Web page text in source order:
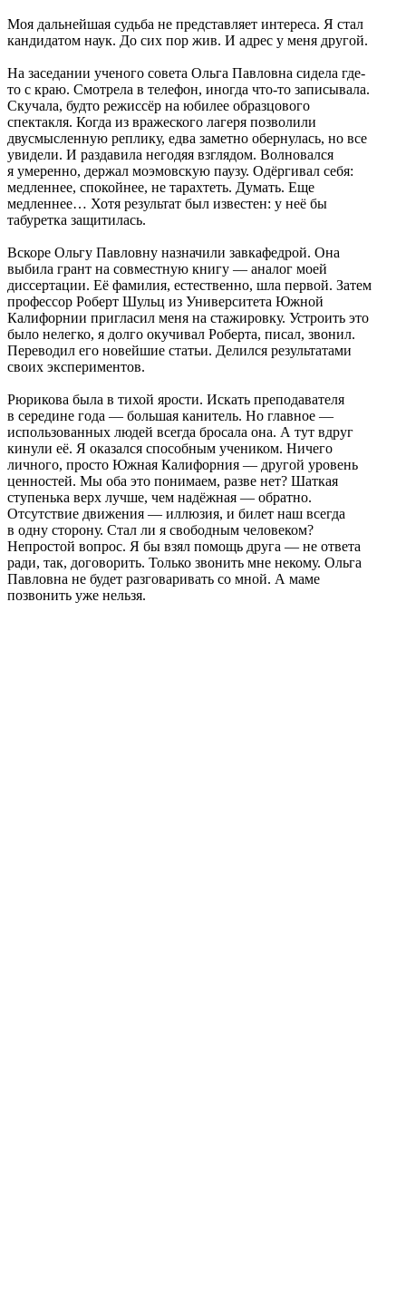
Моя дальнейшая судьба не представляет интереса. Я стал
кандидатом наук. До сих пор жив. И адрес у меня другой.
На заседании ученого совета Ольга Павловна сидела где-
то с краю. Смотрела в телефон, иногда что-то записывала.
Скучала, будто режиссёр на юбилее образцового
спектакля. Когда из вражеского лагеря позволили
двусмысленную реплику, едва заметно обернулась, но все
увидели. И раздавила негодяя взглядом. Волновался
я умеренно, держал моэмовскую паузу. Одёргивал себя:
медленнее, спокойнее, не тарахтеть. Думать. Еще
медленнее… Хотя результат был известен: у неё бы
табуретка защитилась.
Вскоре Ольгу Павловну назначили завкафедрой. Она
выбила грант на совместную книгу — аналог моей
диссертации. Её фамилия, естественно, шла первой. Затем
профессор Роберт Шульц из Университета Южной
Калифорнии пригласил меня на стажировку. Устроить это
было нелегко, я долго окучивал Роберта, писал, звонил.
Переводил его новейшие статьи. Делился результатами
своих экспериментов.
Рюрикова была в тихой ярости. Искать преподавателя
в середине года — большая канитель. Но главное —
использованных людей всегда бросала она. А тут вдруг
кинули её. Я оказался способным учеником. Ничего
личного, просто Южная Калифорния — другой уровень
ценностей. Мы оба это понимаем, разве нет? Шаткая
ступенька верх лучше, чем надёжная — обратно.
Отсутствие движения — иллюзия, и билет наш всегда
в одну сторону. Стал ли я свободным человеком?
Непростой вопрос. Я бы взял помощь друга — не ответа
ради, так, договорить. Только звонить мне некому. Ольга
Павловна не будет разговаривать со мной. А маме
позвонить уже нельзя.